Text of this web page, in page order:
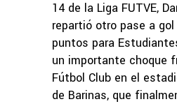
14 de la Liga FUTVE,
repartió otro pase a
puntos para
un importante choque
Fútbol Club en el
de Barinas, que